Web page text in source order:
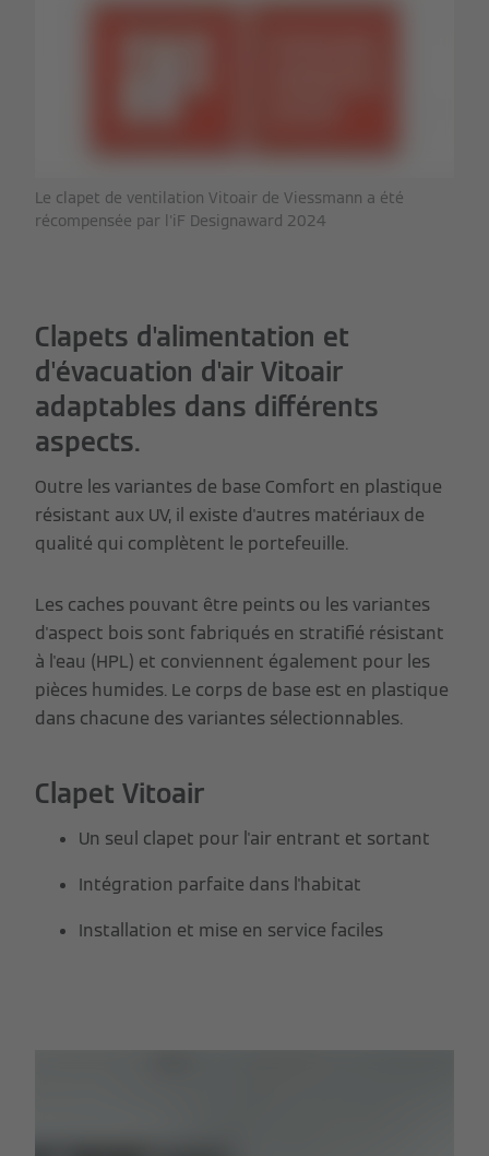
Le clapet de ventilation Vitoair de Viessmann a été
récompensée par l'iF Designaward 2024
Clapets d'alimentation et
d'évacuation d'air Vitoair
adaptables dans différents
aspects.
Outre les variantes de base Comfort en plastique
résistant aux UV, il existe d'autres matériaux de
qualité qui complètent le portefeuille.
Les caches pouvant être peints ou les variantes
d'aspect bois sont fabriqués en stratifié résistant
à l'eau (HPL) et conviennent également pour les
pièces humides. Le corps de base est en plastique
dans chacune des variantes sélectionnables.
Clapet Vitoair
Un seul clapet pour l'air entrant et sortant
Intégration parfaite dans l'habitat
Installation et mise en service faciles